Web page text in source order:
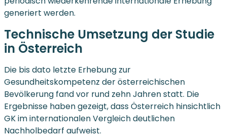
generiert werden.
Technische Umsetzung der Studie
in Österreich
Die bis dato letzte Erhebung zur
Gesundheitskompetenz der österreichischen
Bevölkerung fand vor rund zehn Jahren statt. Die
Ergebnisse haben gezeigt, dass Österreich hinsichtlich
GK im internationalen Vergleich deutlichen
Nachholbedarf aufweist.